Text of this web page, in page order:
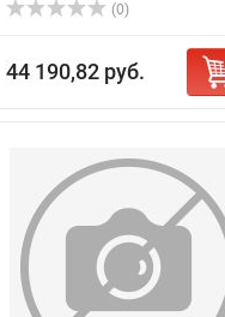
(0)
44 190,82 руб.